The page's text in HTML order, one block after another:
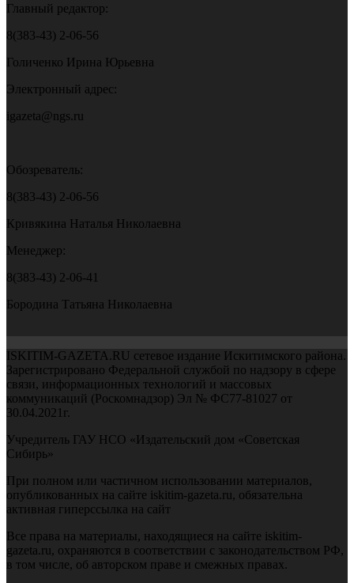
Главный редактор:
8(383-43) 2-06-56
Голиченко Ирина Юрьевна
Электронный адрес:
igazeta@ngs.ru
Обозреватель:
8(383-43) 2-06-56
Кривякина Наталья Николаевна
Менеджер:
8(383-43) 2-06-41
Бородина Татьяна Николаевна
ISKITIM-GAZETA.RU сетевое издание Искитимского района.
Зарегистрировано Федеральной службой по надзору в сфере
связи, информационных технологий и массовых
коммуникаций (Роскомнадзор) Эл № ФС77-81027 от
30.04.2021г.
Учредитель ГАУ НСО «Издательский дом «Советская
Сибирь»
При полном или частичном использовании материалов,
опубликованных на сайте iskitim-gazeta.ru, обязательна
активная гиперссылка на сайт
Все права на материалы, находящиеся на сайте iskitim-
gazeta.ru, охраняются в соответствии с законодательством РФ,
в том числе, об авторском праве и смежных правах.